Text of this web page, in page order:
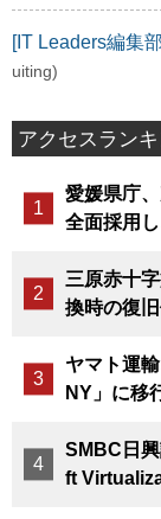
[IT Leaders編集
uiting)
アクセスラン
愛媛県庁
全面採用
三原赤十
換時の復
ヤマト運
NY」に移
SMBC日
ft